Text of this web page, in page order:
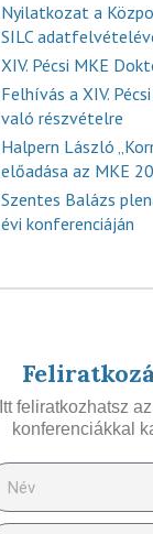
Nyilatkozat a
SILC
XIV. Pécsi MKE
Felhívás a XIV.
való részvételre
Halpern László
előadása az MKE
Szentes Balázs
évi konferenciáján
Itt feliratkozhatsz
konferenciákkal